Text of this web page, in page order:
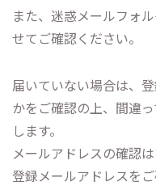
また、迷惑メールフォ
せてご確認ください。
届いていない場合は、
かをご確認の上、間違
します。
メールアドレスの確認
登録メールアドレスをご